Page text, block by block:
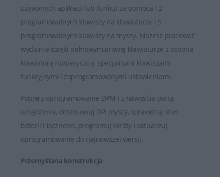
używanych aplikacji lub funkcji za pomocą 12
programowalnych klawiszy na klawiaturze i 5
programowalnych klawiszy na myszy. Możesz pracować
wydajnie dzięki pełnowymiarowej klawiaturze z osobną
klawiaturą numeryczną, specjalnymi klawiszami
funkcyjnymi i zaprogramowanymi ustawieniami.
Pobierz oprogramowanie DPM i z łatwością paruj
urządzenia, dostosowuj DPI myszy, sprawdzaj stan
baterii i łączności, programuj skróty i aktualizuj
oprogramowanie do najnowszej wersji.
Przemyślana konstrukcja